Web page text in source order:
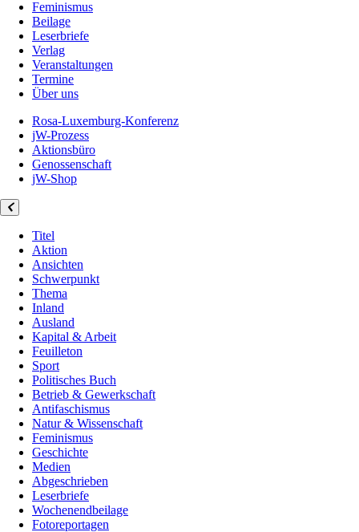
Feminismus
Beilage
Leserbriefe
Verlag
Veranstaltungen
Termine
Über uns
Rosa-Luxemburg-Konferenz
jW-Prozess
Aktionsbüro
Genossenschaft
jW-Shop
Titel
Aktion
Ansichten
Schwerpunkt
Thema
Inland
Ausland
Kapital & Arbeit
Feuilleton
Sport
Politisches Buch
Betrieb & Gewerkschaft
Antifaschismus
Natur & Wissenschaft
Feminismus
Geschichte
Medien
Abgeschrieben
Leserbriefe
Wochenendbeilage
Fotoreportagen